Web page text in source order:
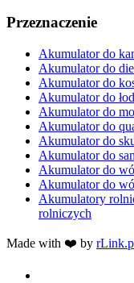
Przeznaczenie
Akumulator do
Akumulator do
Akumulator do
Akumulator do
Akumulator do
Akumulator do
Akumulator do
Akumulator do
Akumulator do
Akumulator do
Akumulatory
rolniczych
Made with ❤️ by